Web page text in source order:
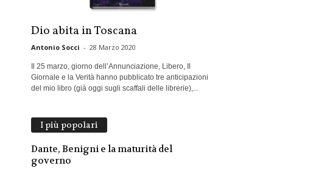
Dio abita in Toscana
Antonio Socci - 28 Marzo 2020
Il 25 marzo, giorno dell’Annunciazione, Libero, Il
Giornale e la Verità hanno pubblicato tre anticipazioni
del mio libro (già oggi sugli scaffali delle librerie),...
I più popolari
Dante, Benigni e la maturità del
governo